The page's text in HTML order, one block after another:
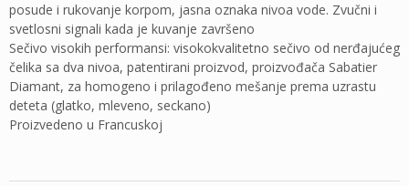
posude i rukovanje korpom, jasna oznaka nivoa vode. Zvučni i
svetlosni signali kada je kuvanje završeno
Sečivo visokih performansi: visokokvalitetno sečivo od nerđajućeg
čelika sa dva nivoa, patentirani proizvod, proizvođača Sabatier
Diamant, za homogeno i prilagođeno mešanje prema uzrastu
deteta (glatko, mleveno, seckano)
Proizvedeno u Francuskoj